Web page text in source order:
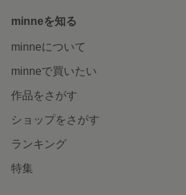
minneを知る
minneについて
minneで買いたい
作品をさがす
ショップをさがす
ランキング
特集